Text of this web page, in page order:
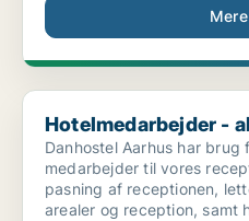
Hotelmedarbejder - allround
Hotelmedarbejder -
Danhostel Aarhus har brug
medarbejder til vores
pasning af receptionen,
arealer og reception, samt